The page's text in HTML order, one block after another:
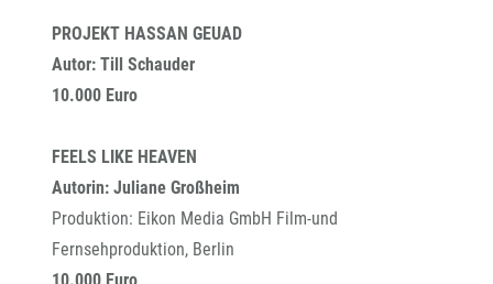
PROJEKT HASSAN GEUAD
Autor: Till Schauder
10.000 Euro
FEELS LIKE HEAVEN
Autorin: Juliane Großheim
Produktion: Eikon Media GmbH Film-und
Fernsehproduktion, Berlin